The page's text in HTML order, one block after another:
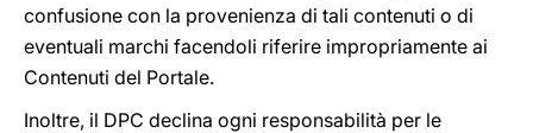
confusione con la provenienza di tali contenuti o di
eventuali marchi facendoli riferire impropriamente ai
Contenuti del Portale.
Inoltre, il DPC declina ogni responsabilità per le